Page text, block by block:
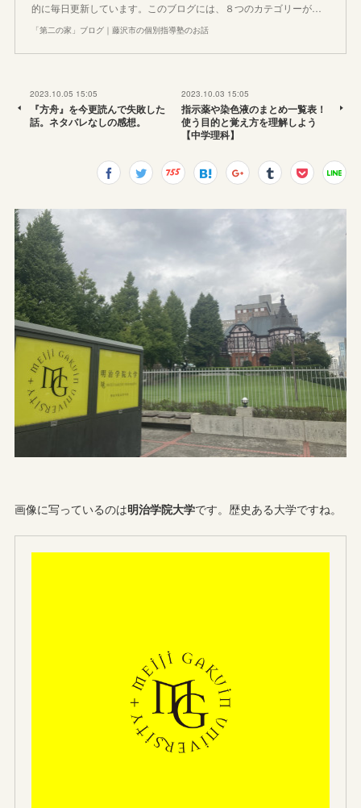
的に毎日更新しています。このブログには、８つのカテゴリーが…
「第二の家」ブログ｜藤沢市の個別指導塾のお話
2023.10.05 15:05
『方舟』を今更読んで失敗した
話。ネタバレなしの感想。
2023.10.03 15:05
指示薬や染色液のまとめ一覧表！
使う目的と覚え方を理解しよう
【中学理科】
画像に写っているのは明治学院大学です。歴史ある大学ですね。